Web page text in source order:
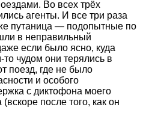
Во всех трёх
агенты. И все три раза
путаница — подопытные по
в неправильный
если было ясно, куда
то чудом они терялись в
поезд, где не было
и особого
с диктофона моего
после того, как он